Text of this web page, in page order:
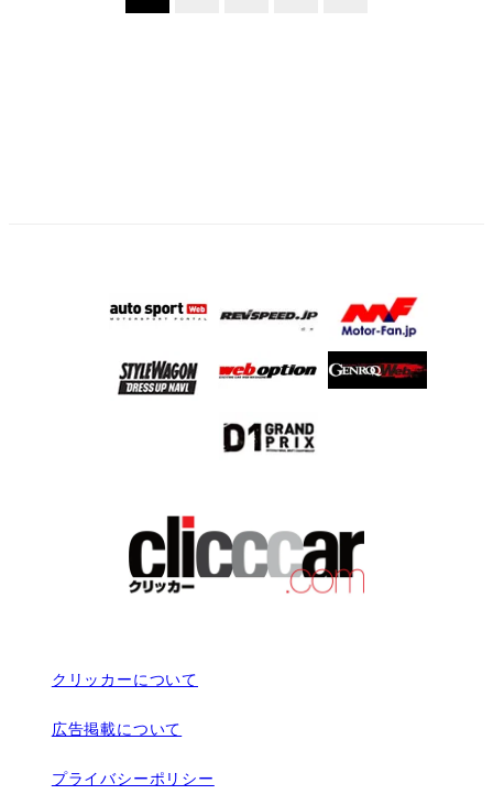
クリッカーについて
広告掲載について
プライバシーポリシー